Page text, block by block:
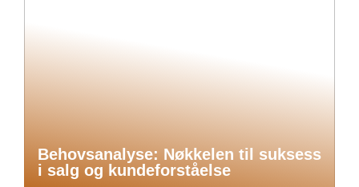
Behovsanalyse: Nøkkelen til suksess
i salg og kundeforståelse